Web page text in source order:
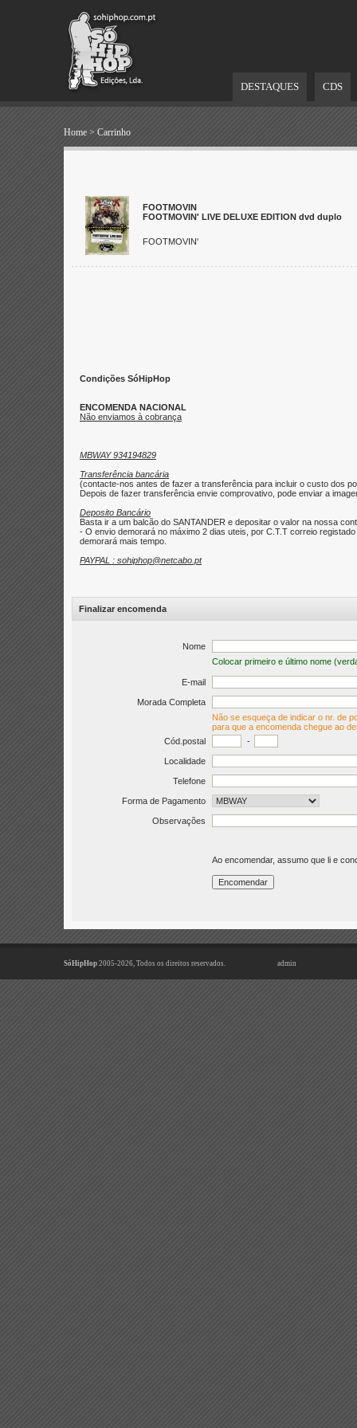
DESTAQUES CDS
Home > Carrinho
FOOTMOVIN
FOOTMOVIN' LIVE DELUXE EDITION dvd duplo
FOOTMOVIN'
Condições SóHipHop
ENCOMENDA NACIONAL
Não enviamos à cobrança
MBWAY 934194829
Transferência bancária
(contacte-nos antes de fazer a transferência para incluir o custo dos
Depois de fazer transferência envie comprovativo, pode enviar a
Deposito Bancário
Basta ir a um balcão do SANTANDER e depositar o valor na nossa
- O envio demorará no máximo 2 dias uteis, por C.T.T correio
demorará mais tempo.
PAYPAL : sohiphop@netcabo.pt
Finalizar encomenda
Nome
Colocar primeiro e último nome
E-mail
Morada Completa
Não se esqueça de indicar o nr. de
para que a encomenda chegue ao
Cód.postal
-
Localidade
Telefone
Forma de Pagamento
Observações
Ao encomendar, assumo que li e
SóHipHop 2005-2026, Todos os direitos reservados. admin